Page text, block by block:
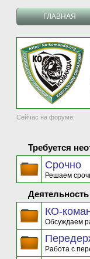
ГЛАВНАЯ
Сейчас на форуме:
Требуется
Срочно
Решаем
КО-
Обсуждаем
Работа с